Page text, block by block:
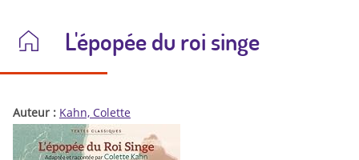
L'épopée du roi singe
Auteur : Kahn, Colette